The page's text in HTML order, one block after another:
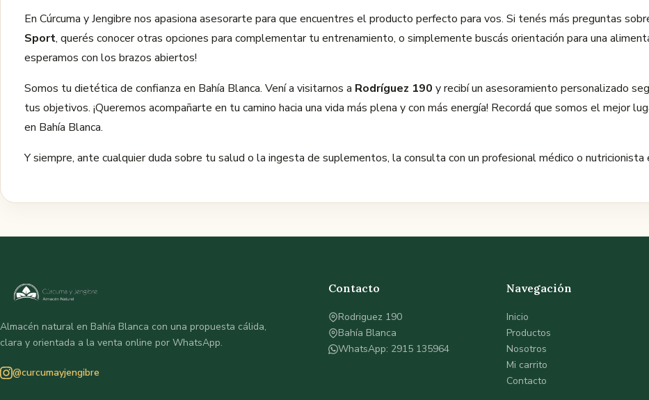
En Cúrcuma y Jengibre nos apasiona asesorarte para que encuentres el producto perfecto para vos. Si tenés más preguntas
Sport, querés conocer otras opciones para complementar tu entrenamiento, o simplemente buscás orientación para una
esperamos con los brazos abiertos!
Somos tu dietética de confianza en Bahía Blanca. Vení a visitarnos a Rodríguez 190 y recibí un asesoramiento personalizado
tus objetivos. ¡Queremos acompañarte en tu camino hacia una vida más plena y con más energía! Recordá que somos el mejor
en Bahía Blanca.
Y siempre, ante cualquier duda sobre tu salud o la ingesta de suplementos, la consulta con un profesional médico o nutricionista
Almacén natural en Bahía Blanca con una propuesta cálida,
clara y orientada a la venta online por WhatsApp.
@curcumayjengibre
Contacto
Rodriguez 190
Bahía Blanca
WhatsApp: 2915 135964
Navegación
Inicio
Productos
Nosotros
Mi carrito
Contacto